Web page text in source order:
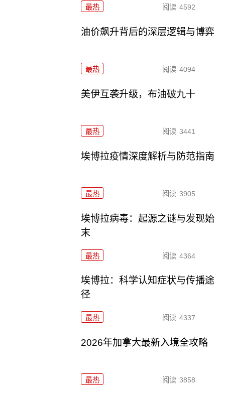
最热 阅读 4592
油价飙升背后的深层逻辑与博弈
最热 阅读 4094
美伊互袭升级，布油破九十
最热 阅读 3441
埃博拉疫情深度解析与防范指南
最热 阅读 3905
埃博拉病毒：起源之谜与发现始
末
最热 阅读 4364
埃博拉：科学认知症状与传播途
径
最热 阅读 4337
2026年加拿大最新入境全攻略
最热 阅读 3858